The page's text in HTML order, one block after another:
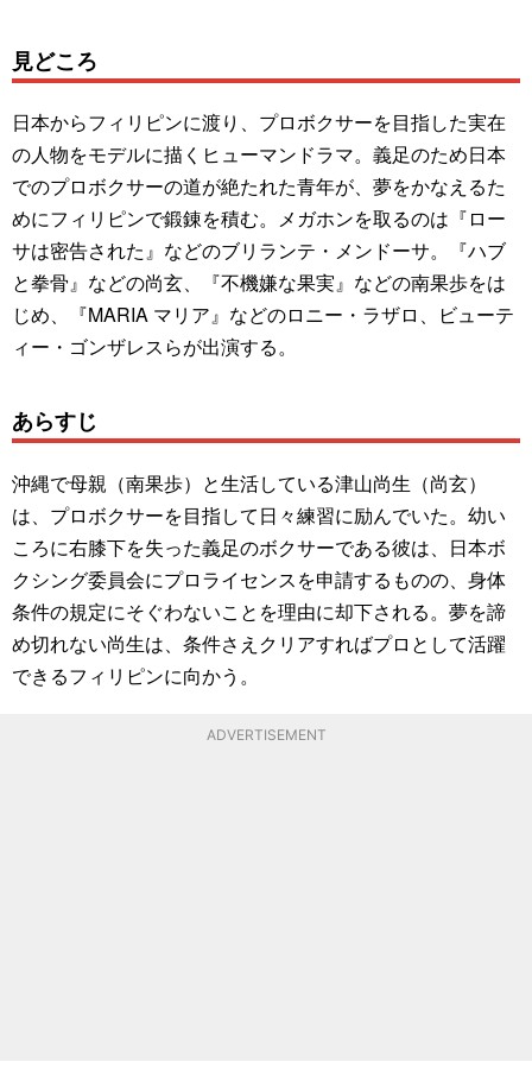
見どころ
日本からフィリピンに渡り、プロボクサーを目指した実在
の人物をモデルに描くヒューマンドラマ。義足のため日本
でのプロボクサーの道が絶たれた青年が、夢をかなえるた
めにフィリピンで鍛錬を積む。メガホンを取るのは『ロー
サは密告された』などのブリランテ・メンドーサ。『ハブ
と拳骨』などの尚玄、『不機嫌な果実』などの南果歩をは
じめ、『MARIA マリア』などのロニー・ラザロ、ビューテ
ィー・ゴンザレスらが出演する。
あらすじ
沖縄で母親（南果歩）と生活している津山尚生（尚玄）
は、プロボクサーを目指して日々練習に励んでいた。幼い
ころに右膝下を失った義足のボクサーである彼は、日本ボ
クシング委員会にプロライセンスを申請するものの、身体
条件の規定にそぐわないことを理由に却下される。夢を諦
め切れない尚生は、条件さえクリアすればプロとして活躍
できるフィリピンに向かう。
ADVERTISEMENT